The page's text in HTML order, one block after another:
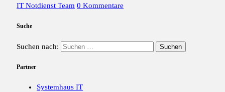
IT Notdienst Team 0 Kommentare
Suche
Suchen nach:
Partner
Systemhaus IT